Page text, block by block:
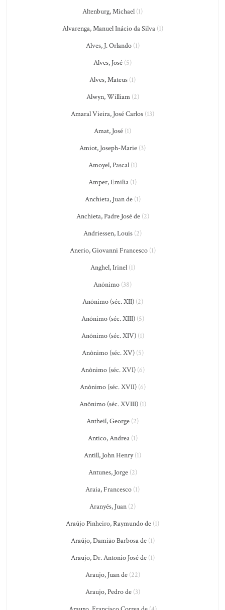
Altenburg, Michael (1)
Alvarenga, Manuel Inácio da Silva(1)
Alves, J. Orlando(1)
Alves, José (5)
Alves, Mateus (1)
Alwyn, William(2)
Amaral Vieira, José Carlos (13)
Amat, José (1)
Amiot, Joseph-Marie (3)
Amoyel, Pascal(1)
Amper, Emilia (1)
Anchieta, Juan de(1)
Anchieta, Padre José de(2)
Andriessen, Louis (2)
Anerio, Giovanni Francesco(1)
Anghel, Irinel(1)
Anônimo (38)
Anônimo (séc. XII)(2)
Anônimo (séc. XIII)(5)
Anônimo (séc. XIV)(1)
Anônimo (séc. XV)(5)
Anônimo (séc. XVI)(6)
Anônimo (séc. XVII)(6)
Anônimo (séc. XVIII)(1)
Antheil, George (2)
Antico, Andrea(1)
Antill, John Henry(1)
Antunes, Jorge(2)
Araia, Francesco (1)
Aranyés, Juan (2)
Araújo Pinheiro, Raymundo de (1)
Araújo, Damião Barbosa de(1)
Araujo, Dr. Antonio José de(1)
Araujo, Juan de(22)
Araujo, Pedro de(3)